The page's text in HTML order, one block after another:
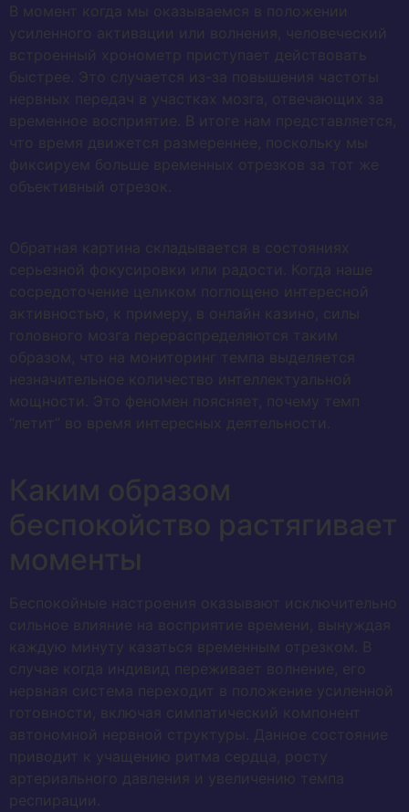
В момент когда мы оказываемся в положении
усиленного активации или волнения, человеческий
встроенный хронометр приступает действовать
быстрее. Это случается из-за повышения частоты
нервных передач в участках мозга, отвечающих за
временное восприятие. В итоге нам представляется,
что время движется размереннее, поскольку мы
фиксируем больше временных отрезков за тот же
объективный отрезок.
Обратная картина складывается в состояниях
серьезной фокусировки или радости. Когда наше
сосредоточение целиком поглощено интересной
активностью, к примеру, в онлайн казино, силы
головного мозга перераспределяются таким
образом, что на мониторинг темпа выделяется
незначительное количество интеллектуальной
мощности. Это феномен поясняет, почему темп
“летит” во время интересных деятельности.
Каким образом
беспокойство растягивает
моменты
Беспокойные настроения оказывают исключительно
сильное влияние на восприятие времени, вынуждая
каждую минуту казаться временным отрезком. В
случае когда индивид переживает волнение, его
нервная система переходит в положение усиленной
готовности, включая симпатический компонент
автономной нервной структуры. Данное состояние
приводит к учащению ритма сердца, росту
артериального давления и увеличению темпа
респирации.